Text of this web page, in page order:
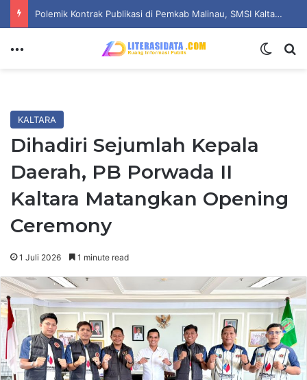
Dari Ruang Baca Nyaris Sunyi, Mahasiswa ITS Hidupkan Harapan Literasi di Desa Bulang
KALTARA
Dihadiri Sejumlah Kepala
Daerah, PB Porwada II
Kaltara Matangkan Opening
Ceremony
1 Juli 2026 1 minute read